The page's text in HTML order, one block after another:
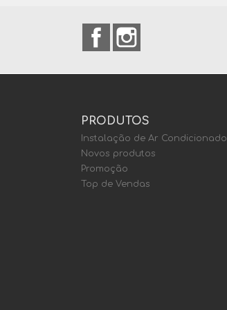
Facebook
PRODUTOS
Instalação de Ar Condicionado
Novos produtos
Promoção
Top de Vendas